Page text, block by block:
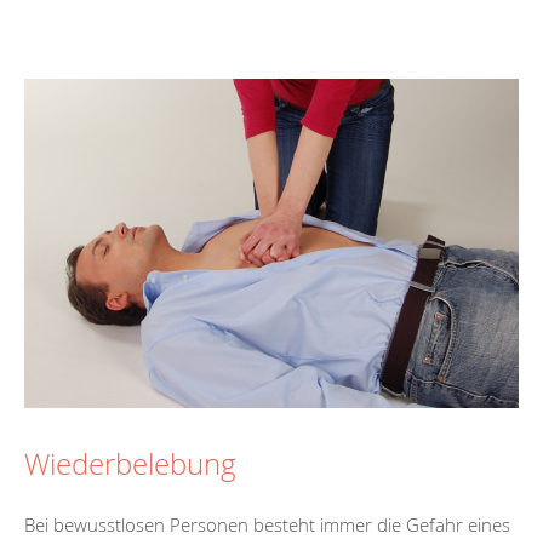
Wiederbelebung
Bei bewusstlosen Personen besteht immer die Gefahr eines